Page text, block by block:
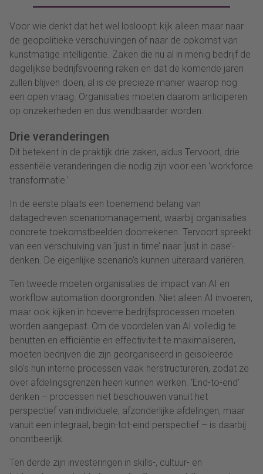
Voor wie denkt dat het wel losloopt: kijk alleen maar naar
de geopolitieke verschuivingen of naar de opkomst van
kunstmatige intelligentie. Zaken die nu al in menig bedrijf de
dagelijkse bedrijfsvoering raken en dat de komende jaren
zullen blijven doen, al is de precieze manier waarop nog
een open vraag. Organisaties moeten daarom anticiperen
op onzekerheden en dus wendbaarder worden.
Drie veranderingen
Dit betekent in de praktijk drie zaken, aldus Tervoort, drie
essentiële veranderingen die nodig zijn voor een ‘workforce
transformatie.’
In de eerste plaats een toenemend belang van
datagedreven scenariomanagement, waarbij organisaties
concrete toekomstbeelden doorrekenen. Tervoort spreekt
van een verschuiving van ‘just in time’ naar ‘just in case’-
denken. De eigenlijke scenario’s kunnen uiteraard variëren.
Ten tweede moeten organisaties de impact van AI en
workflow automation doorgronden. Niet alleen AI invoeren,
maar ook kijken in hoeverre bedrijfsprocessen moeten
worden aangepast. Om de voordelen van AI volledig te
benutten en efficiëntie en effectiviteit te maximaliseren,
moeten bedrijven die zijn georganiseerd in geïsoleerde
silo’s hun interne processen vaak herstructureren, zodat ze
over afdelingsgrenzen heen kunnen werken. ‘End-to-end’
denken – processen niet beschouwen vanuit het
perspectief van individuele, afzonderlijke afdelingen, maar
vanuit een integraal, begin-tot-eind perspectief – is daarbij
onontbeerlijk.
Ten derde zijn investeringen in skills-, cultuur- en